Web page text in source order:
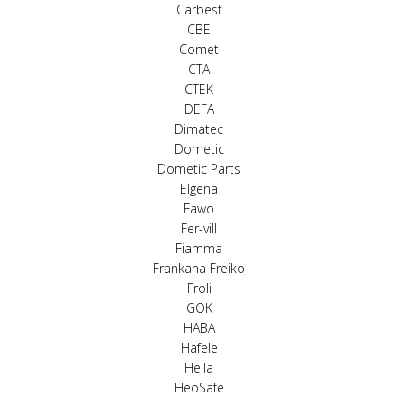
Carbest
CBE
Comet
CTA
CTEK
DEFA
Dimatec
Dometic
Dometic Parts
Elgena
Fawo
Fer-vill
Fiamma
Frankana Freiko
Froli
GOK
HABA
Hafele
Hella
HeoSafe